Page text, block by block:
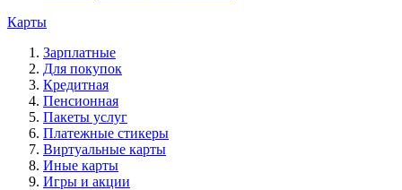
Карты
Зарплатные
Для покупок
Кредитная
Пенсионная
Пакеты услуг
Платежные стикеры
Виртуальные карты
Иные карты
Игры и акции